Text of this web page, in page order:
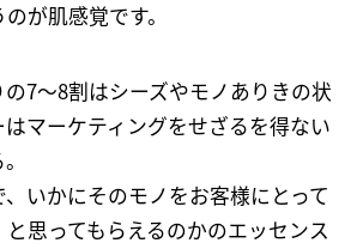
が肌感覚です。
7～8割はシーズやモノありきの状
マーケティングをせざるを得ない
いかにそのモノをお客様にとって
と思ってもらえるのかのエッセンス